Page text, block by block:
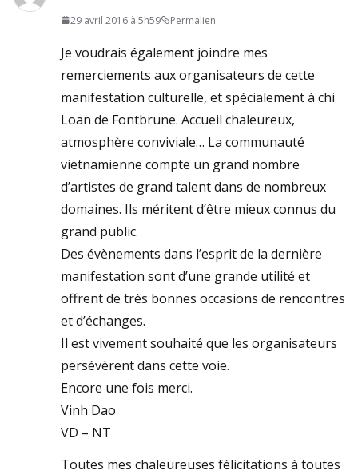
29 avril 2016 à 5h59 Permalien
Je voudrais également joindre mes
remerciements aux organisateurs de cette
manifestation culturelle, et spécialement à chi
Loan de Fontbrune. Accueil chaleureux,
atmosphère conviviale… La communauté
vietnamienne compte un grand nombre
d’artistes de grand talent dans de nombreux
domaines. Ils méritent d’être mieux connus du
grand public.
Des évènements dans l’esprit de la dernière
manifestation sont d’une grande utilité et
offrent de très bonnes occasions de rencontres
et d’échanges.
Il est vivement souhaité que les organisateurs
persévèrent dans cette voie.
Encore une fois merci.
Vinh Dao
VD – NT
Toutes mes chaleureuses félicitations à toutes